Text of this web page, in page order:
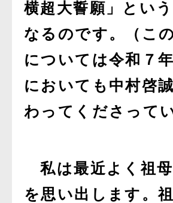
横超大誓願」とい
なるのです。（こ
については令和７
においても中村啓
わってくださって
私は最近よく祖
を思い出します。